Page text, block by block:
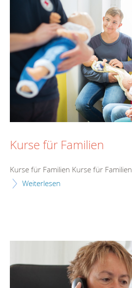
Kurse für Familien
Kurse für Familien Kurse für Familien
Weiterlesen